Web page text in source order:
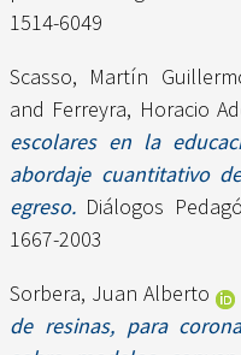
1514-6049
Scasso, Martín
and Ferreyra, Horacio
escolares en la
abordaje cuantitativo
egreso. Diálogos
1667-2003
Sorbera, Juan Alberto
de resinas, para